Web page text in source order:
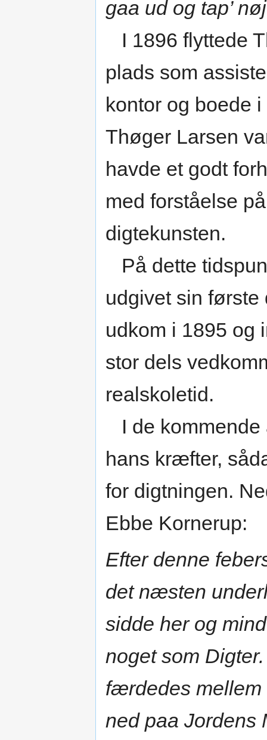
gaa ud og tap’
I 1896 flyttede
plads som
kontor og boede
Thøger Larsen
havde et godt
med forståelse
digtekunsten.
På dette
udgivet sin
udkom i 1895 og
stor dels
realskoletid.
I de kommende
hans kræfter,
for digtningen.
Ebbe Kornerup:
Efter denne
det næsten
sidde her og
noget som
færdedes mellem
ned paa Jordens